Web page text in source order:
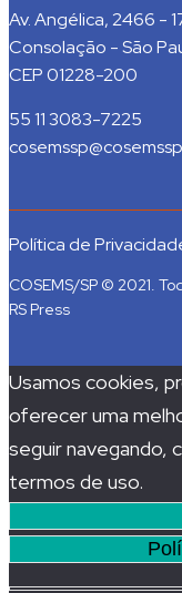
Av. Angélica, 2466 -
Consolação - São
CEP 01228-200
55 11 3083-7225
Política de
COSEMS/SP © 2021.
RS Press
Usamos cookies,
oferecer uma
seguir navegando,
termos de uso.